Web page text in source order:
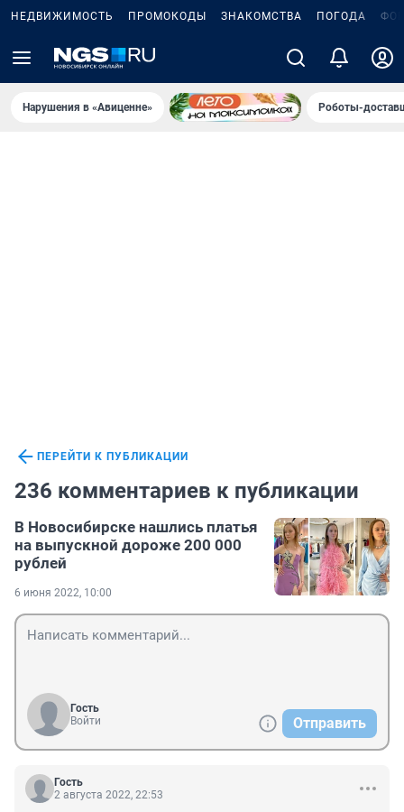
НЕДВИЖИМОСТЬ ПРОМОКОДЫ ЗНАКОМСТВА ПОГОДА
Нарушения в «Авиценне» Роботы-
ПЕРЕЙТИ К ПУБЛИКАЦИИ
236 комментариев к публикации
В Новосибирске нашлись платья
на выпускной дороже 200 000
рублей
6 июня 2022, 10:00
Гость
Войти
Отправить
Гость
2 августа 2022, 22:53